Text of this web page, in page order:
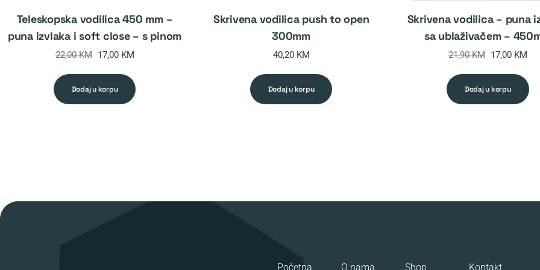
teleskopska vodilica 450 mm –
puna izvlaka i soft close – s pinom
22,00KM Original
22,00 KM.
17,00 KMCurrent
is:
17,00 KM.
dodaj u korpu
skrivena vodilica push to open
300mm
40,20 KM
dodaj u korpu
skrivena vodilica – puna izvlaka
sa ublaživačem –
21,90KM Original
21,90 KM.
17,00 KM
is:
dodaj u korpu
Početna O nama Shop Kontakt